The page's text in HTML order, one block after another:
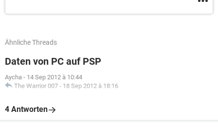
Ähnliche Threads
Daten von PC auf PSP
Aycha - 14 Sep 2012 à 10:44
The Warrior 007 - 18 Sep 2012 à 18:16
4 Antworten